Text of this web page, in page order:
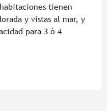
tienen
y vistas al mar, y
para 3 ó 4